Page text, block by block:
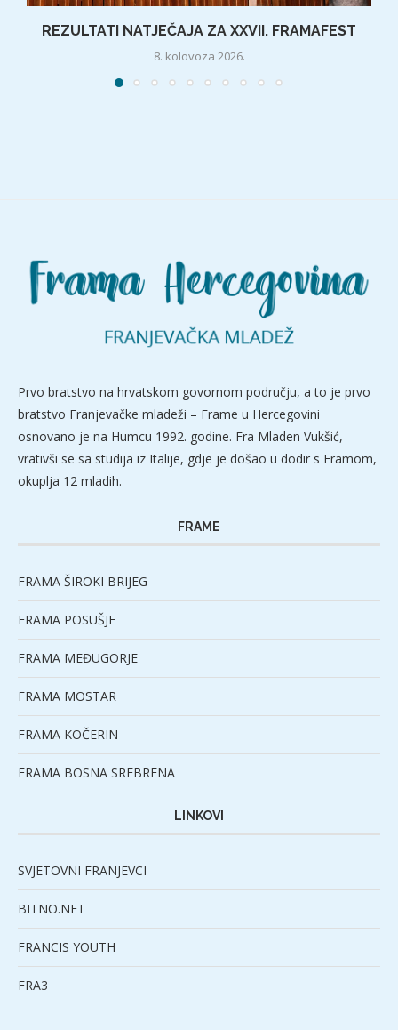
REZULTATI NATJEČAJA ZA XXVII. FRAMAFEST
8. kolovoza 2026.
Prvo bratstvo na hrvatskom govornom području, a to je prvo
bratstvo Franjevačke mladeži – Frame u Hercegovini
osnovano je na Humcu 1992. godine. Fra Mladen Vukšić,
vrativši se sa studija iz Italije, gdje je došao u dodir s Framom,
okuplja 12 mladih.
FRAME
FRAMA ŠIROKI BRIJEG
FRAMA POSUŠJE
FRAMA MEĐUGORJE
FRAMA MOSTAR
FRAMA KOČERIN
FRAMA BOSNA SREBRENA
LINKOVI
SVJETOVNI FRANJEVCI
BITNO.NET
FRANCIS YOUTH
FRA3